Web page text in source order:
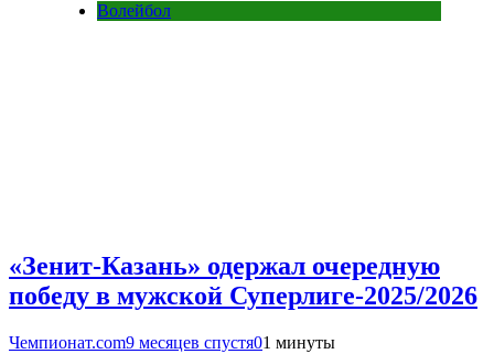
Волейбол
«Зенит-Казань» одержал очередную
победу в мужской Суперлиге-2025/2026
Чемпионат.com9 месяцев спустя01 минуты